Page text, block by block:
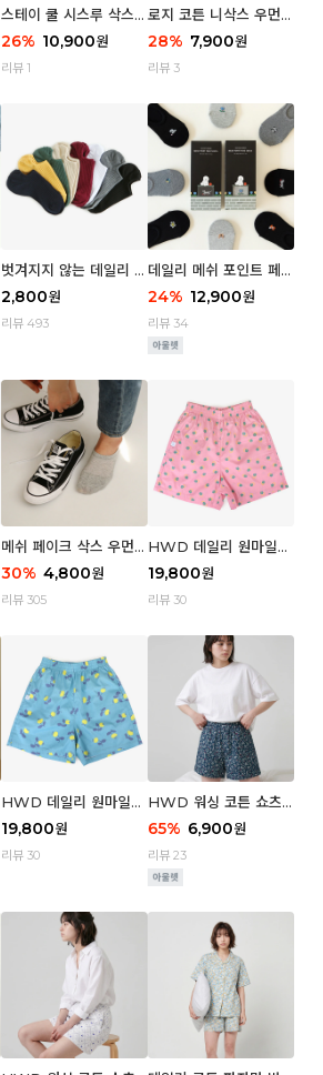
스테이 쿨 시스루 삭스
우먼 2P
26% 10,900원
리뷰 1
로지 코튼 니삭스 우먼 1
P
28% 7,900원
리뷰 3
벗겨지지 않는 데일리 페
이크 삭스 (우먼)
2,800원
리뷰 493
데일리 메쉬 포인트 페이
크 삭스 우먼 4P
24% 12,900원
리뷰 34
메쉬 페이크 삭스 우먼 3
P
30% 4,800원
리뷰 305
HWD 데일리 원마일
쇼츠 - 04 Aroma (우
먼)
19,800원
리뷰 30
HWD 데일리 원마일
쇼츠 - 02 Chouchou
(우먼)
19,800원
리뷰 30
HWD 워싱 코튼 쇼츠
(우먼) - 03 Berry tre
e
65% 6,900원
리뷰 23